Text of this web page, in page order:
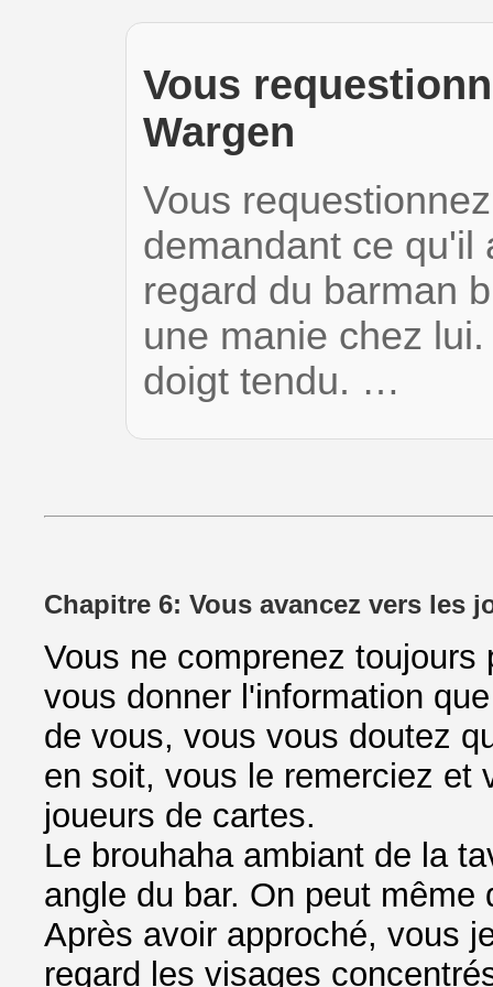
Vous
Wargen
Vous
demandant ce qu'il
regard du barman
une manie chez
doigt tendu. …
Chapitre 6: Vous avancez vers les
Vous ne comprenez
vous donner l'information
de vous, vous vous doutez
en soit, vous le remerciez et
joueurs de cartes.
Le brouhaha ambiant de la
angle du bar. On peut
Après avoir approché, vous
regard les visages